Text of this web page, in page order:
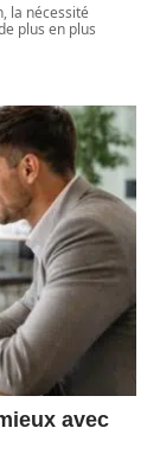
la nécessité
plus en plus
avec